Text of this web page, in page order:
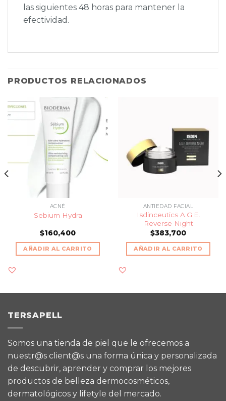
las siguientes 48 horas para mantener la
efectividad.
PRODUCTOS RELACIONADOS
ACNÉ
Sebium Hydra
$160,400
AÑADIR AL CARRITO
ANTIEDAD FACIAL
Isdinceutics A.G.E.
Reverse Night
$383,700
AÑADIR AL CARRITO
TERSAPELL
Somos una tienda de piel que le ofrecemos a
nuestr@s client@s una forma única y personalizada
de descubrir, aprender y comprar los mejores
productos de belleza dermocosméticos,
dermatológicos y lifetyle del mercado.